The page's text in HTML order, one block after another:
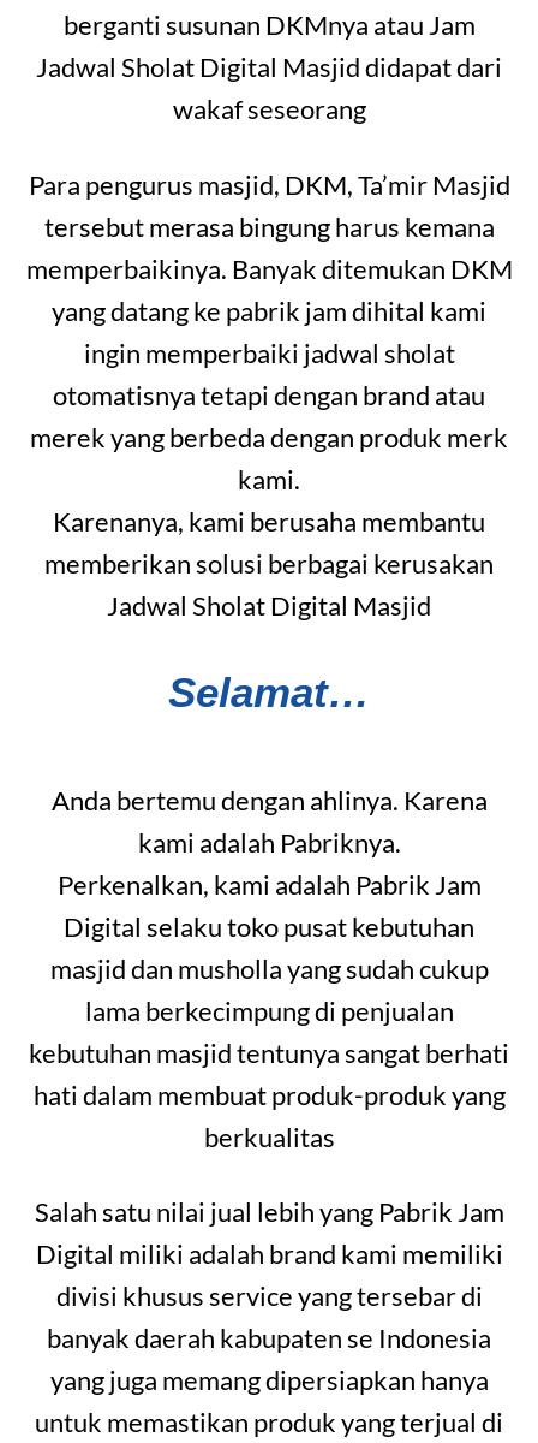
berganti susunan DKMnya atau Jam
Jadwal Sholat Digital Masjid didapat dari
wakaf seseorang
Para pengurus masjid, DKM, Ta’mir Masjid
tersebut merasa bingung harus kemana
memperbaikinya. Banyak ditemukan DKM
yang datang ke pabrik jam dihital kami
ingin memperbaiki jadwal sholat
otomatisnya tetapi dengan brand atau
merek yang berbeda dengan produk merk
kami.
Karenanya, kami berusaha membantu
memberikan solusi berbagai kerusakan
Jadwal Sholat Digital Masjid
Selamat…
Anda bertemu dengan ahlinya. Karena
kami adalah Pabriknya.
Perkenalkan, kami adalah Pabrik Jam
Digital selaku toko pusat kebutuhan
masjid dan musholla yang sudah cukup
lama berkecimpung di penjualan
kebutuhan masjid tentunya sangat berhati
hati dalam membuat produk-produk yang
berkualitas
Salah satu nilai jual lebih yang Pabrik Jam
Digital miliki adalah brand kami memiliki
divisi khusus service yang tersebar di
banyak daerah kabupaten se Indonesia
yang juga memang dipersiapkan hanya
untuk memastikan produk yang terjual di